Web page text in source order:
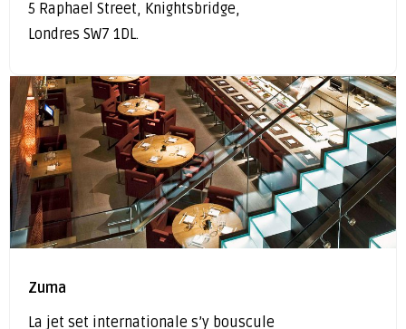
5 Raphael Street, Knightsbridge,
Londres SW7 1DL.
Zuma
La jet set internationale s’y bouscule